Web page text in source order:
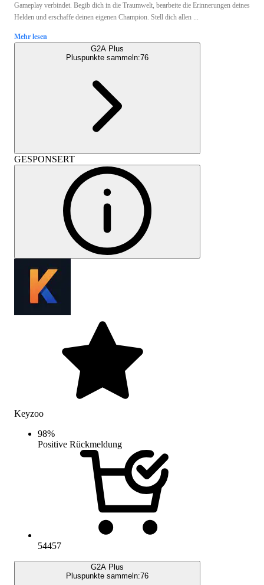
Gameplay verbindet. Begib dich in die Traumwelt, bearbeite die Erinnerungen deines
Helden und erschaffe deinen eigenen Champion. Stell dich allen ...
Mehr lesen
G2A Plus
Pluspunkte sammeln:76
GESPONSERT
Keyzoo
98%
Positive Rückmeldung
54457
G2A Plus
Pluspunkte sammeln:76